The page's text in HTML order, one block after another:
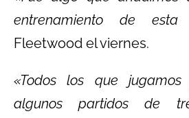
entrenamiento de esta
Fleetwood el viernes.
«Todos los que jugamos
algunos partidos de